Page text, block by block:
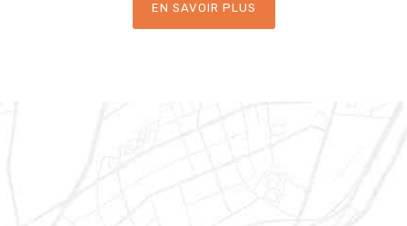
EN SAVOIR PLUS